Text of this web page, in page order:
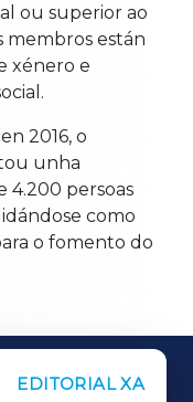
ou superior ao
membros están
xénero e
2016, o
unha
4.200 persoas
como
o fomento do
EDITORIAL XA